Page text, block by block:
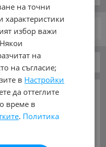
от 1
и Джипове
Аксесоари
на точни
характеристики
избор важи
на
на съгласие;
в Настройки
да оттеглите
време в
. Политика